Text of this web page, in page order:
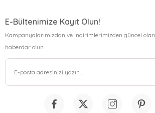
E-Bültenimize Kayıt Olun!
Kampanyalarımızdan ve indirimlerimizden güncel
haberdar olun.